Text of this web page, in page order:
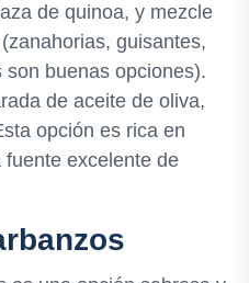
de quinoa, y mezcle
guisantes,
buenas opciones).
de aceite de oliva,
opción es rica en
excelente de